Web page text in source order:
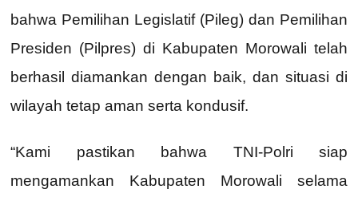
bahwa Pemilihan Legislatif (Pileg) dan Pemilihan
Presiden (Pilpres) di Kabupaten Morowali telah
berhasil diamankan dengan baik, dan situasi di
wilayah tetap aman serta kondusif.
“Kami pastikan bahwa TNI-Polri siap
mengamankan Kabupaten Morowali selama